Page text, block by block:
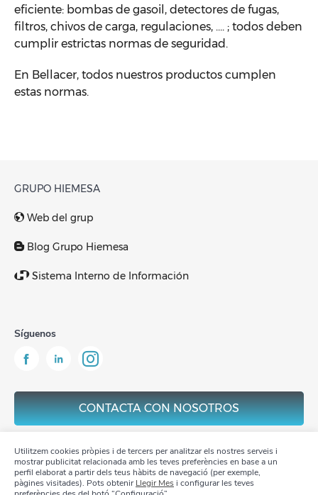
eficiente: bombas de gasoil, detectores de fugas,
filtros, chivos de carga, regulaciones, …. ; todos deben
cumplir estrictas normas de seguridad.
En Bellacer, todos nuestros productos cumplen
estas normas.
GRUPO HIEMESA
Web del grup
Blog Grupo Hiemesa
Sistema Interno de Información
Síguenos
CONTACTA CON NOSOTROS
Aviso Legal
Utilitzem cookies pròpies i de tercers per analitzar els nostres serveis i
mostrar publicitat relacionada amb les teves preferències en base a un
perfil elaborat a partir dels teus hàbits de navegació (per exemple,
pàgines visitades). Pots obtenirLlegir Mesi configurar les teves